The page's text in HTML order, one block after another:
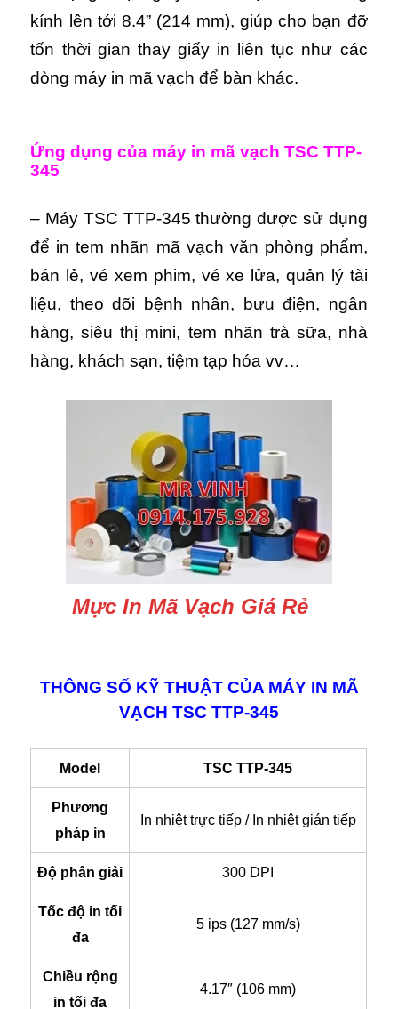
kính lên tới 8.4” (214 mm), giúp cho bạn đỡ
tốn thời gian thay giấy in liên tục như các
dòng máy in mã vạch để bàn khác.
Ứng dụng của máy in mã vạch TSC TTP-
345
– Máy TSC TTP-345 thường được sử dụng
để in tem nhãn mã vạch văn phòng phẩm,
bán lẻ, vé xem phim, vé xe lửa, quản lý tài
liệu, theo dõi bệnh nhân, bưu điện, ngân
hàng, siêu thị mini, tem nhãn trà sữa, nhà
hàng, khách sạn, tiệm tạp hóa vv…
Mực In Mã Vạch Giá Rẻ
THÔNG SỐ KỸ THUẬT CỦA MÁY IN MÃ
VẠCH TSC TTP-345
Model TSC TTP-345
Phương
pháp in
In nhiệt trực tiếp / In nhiệt gián tiếp
Độ phân giải 300 DPI
Tốc độ in tối
đa
5 ips (127 mm/s)
Chiều rộng
in tối đa
4.17″ (106 mm)